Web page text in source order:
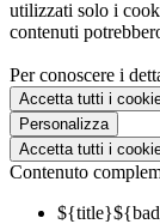
utilizzati solo i
contenuti
Per conoscere i
Accetta tutti i
Personalizza
Accetta tutti i
Contenuto
${title}